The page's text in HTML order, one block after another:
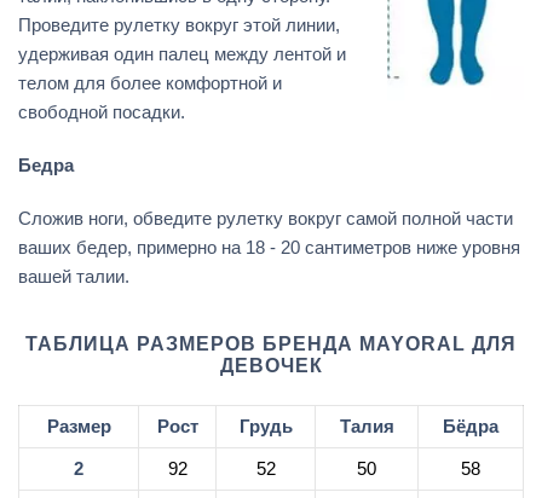
Проведите рулетку вокруг этой линии,
удерживая один палец между лентой и
телом для более комфортной и
свободной посадки.
Бедра
Сложив ноги, обведите рулетку вокруг самой полной части
ваших бедер, примерно на 18 - 20 сантиметров ниже уровня
вашей талии.
ТАБЛИЦА РАЗМЕРОВ БРЕНДА MAYORAL ДЛЯ
ДЕВОЧЕК
Размер Рост Грудь Талия Бёдра
2 92 52 50 58